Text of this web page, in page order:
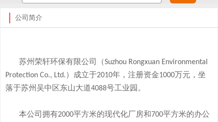
公司简介
苏州荣轩环保有限公司（Suzhou Rongxuan Environmental
Protection Co., Ltd.）成立于2010年，注册资金1000万元，坐
落于苏州吴中区东山大道4088号工业园。
本公司拥有2000平方米的现代化厂房和700平方米的办公